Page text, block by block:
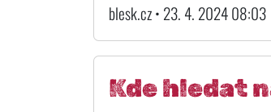
blesk.cz • 23. 4. 2024 08:03
Kde hledat